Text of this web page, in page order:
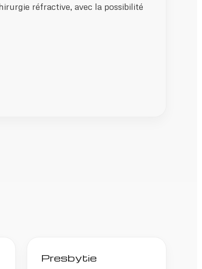
réfractive, avec la possibilité
Presbytie